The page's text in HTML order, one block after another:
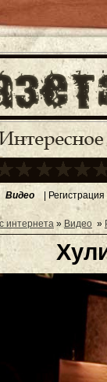
Видео | Регистрация
интернета » Видео »